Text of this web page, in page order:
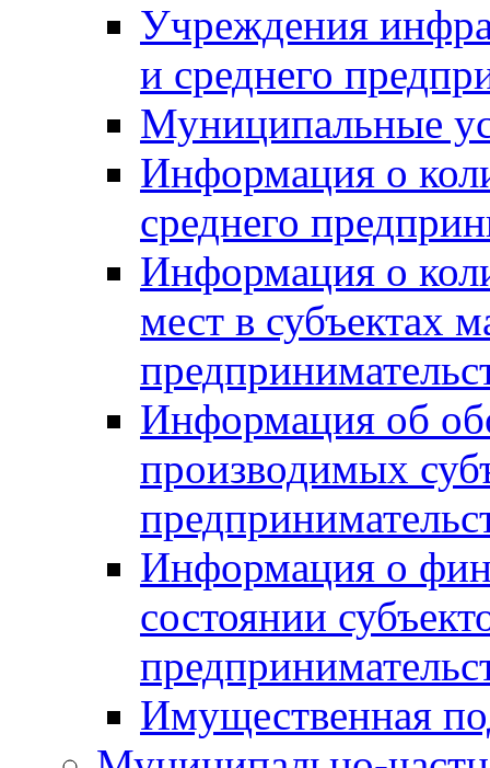
Учреждения
и среднего
Муниципальные
Информация о
среднего
Информация о
мест в субъектах
Информация об
производимых
Информация о
состоянии
Имущественная